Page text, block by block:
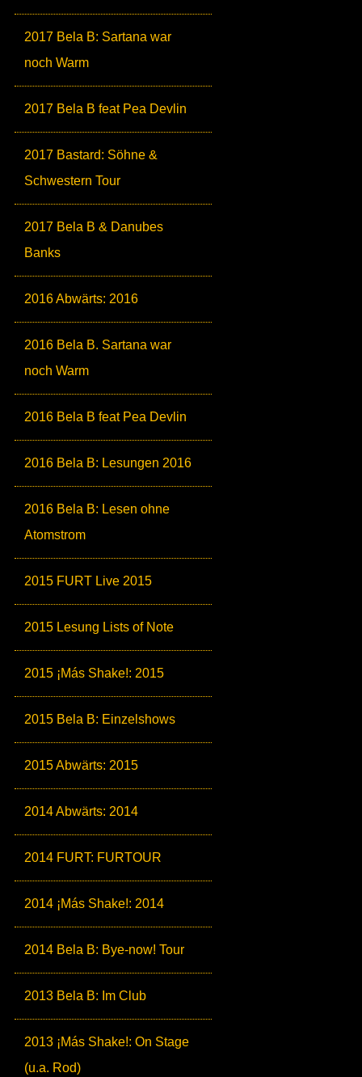
2017 Bela B: Sartana war
noch Warm
2017 Bela B feat Pea Devlin
2017 Bastard: Söhne &
Schwestern Tour
2017 Bela B & Danubes
Banks
2016 Abwärts: 2016
2016 Bela B. Sartana war
noch Warm
2016 Bela B feat Pea Devlin
2016 Bela B: Lesungen 2016
2016 Bela B: Lesen ohne
Atomstrom
2015 FURT Live 2015
2015 Lesung Lists of Note
2015 ¡Más Shake!: 2015
2015 Bela B: Einzelshows
2015 Abwärts: 2015
2014 Abwärts: 2014
2014 FURT: FURTOUR
2014 ¡Más Shake!: 2014
2014 Bela B: Bye-now! Tour
2013 Bela B: Im Club
2013 ¡Más Shake!: On Stage
(u.a. Rod)